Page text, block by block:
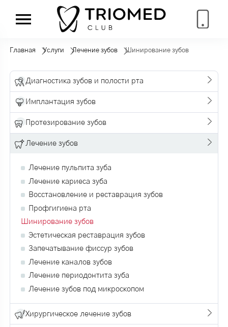
Главная Услуги Лечение зубов Шинирование зубов
Диагностика зубов и полости рта
Имплантация зубов
Протезирование зубов
Лечение зубов
Лечение пульпита зуба
Лечение кариеса зуба
Восстановление и реставрация зубов
Профгигиена рта
Шинирование зубов
Эстетическая реставрация зубов
Запечатывание фиссур зубов
Лечение каналов зубов
Лечение периодонтита зуба
Лечение зубов под микроскопом
Хирургическое лечение зубов